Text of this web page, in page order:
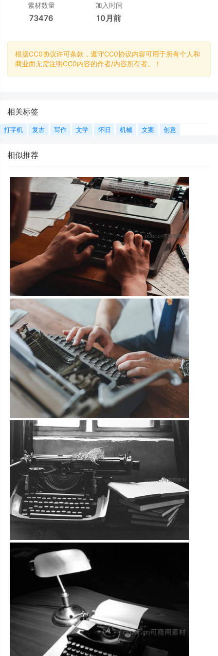
素材数量
73476
加入时间
10月前
根据CC0协议许可条款，遵守CC0协议内容可用于所有个人和
商业而无需注明CC0内容的作者/内容所有者。！
相关标签
打字机 复古 写作 文学 怀旧 机械 文案 创意
相似推荐